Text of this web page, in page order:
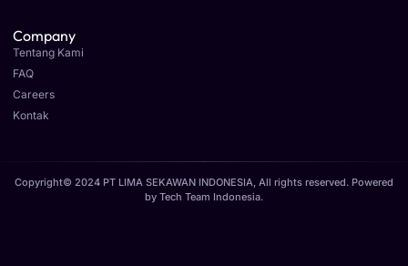
Company
Tentang Kami
FAQ
Careers
Kontak
Copyright© 2024 PT LIMA SEKAWAN INDONESIA, All rights reserved. Powered
by Tech Team Indonesia.